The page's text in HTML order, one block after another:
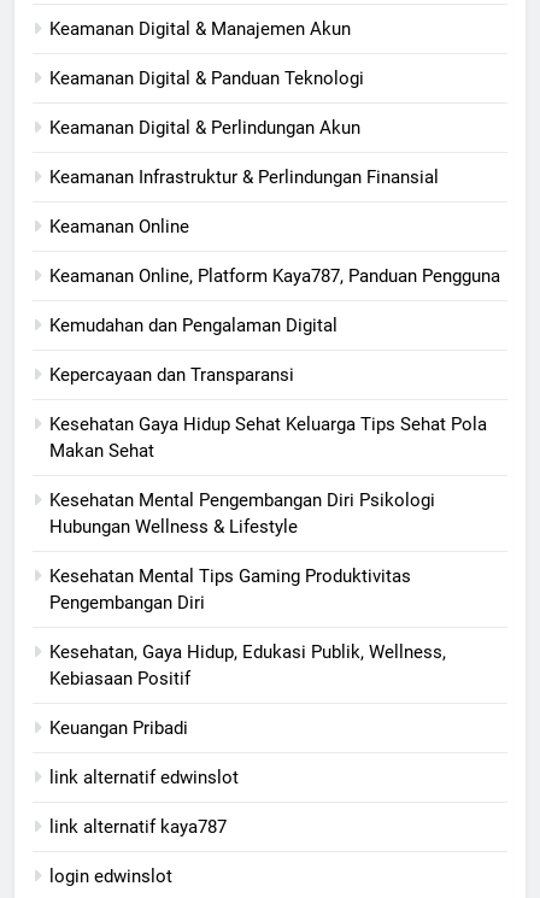
Keamanan Digital & Manajemen Akun
Keamanan Digital & Panduan Teknologi
Keamanan Digital & Perlindungan Akun
Keamanan Infrastruktur & Perlindungan Finansial
Keamanan Online
Keamanan Online, Platform Kaya787, Panduan Pengguna
Kemudahan dan Pengalaman Digital
Kepercayaan dan Transparansi
Kesehatan Gaya Hidup Sehat Keluarga Tips Sehat Pola
Makan Sehat
Kesehatan Mental Pengembangan Diri Psikologi
Hubungan Wellness & Lifestyle
Kesehatan Mental Tips Gaming Produktivitas
Pengembangan Diri
Kesehatan, Gaya Hidup, Edukasi Publik, Wellness,
Kebiasaan Positif
Keuangan Pribadi
link alternatif edwinslot
link alternatif kaya787
login edwinslot